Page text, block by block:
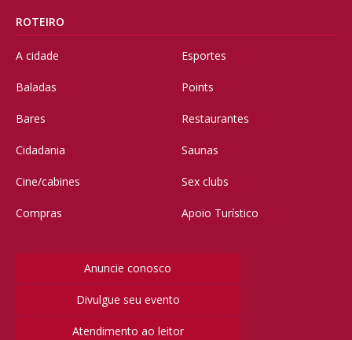
ROTEIRO
A cidade
Baladas
Bares
Cidadania
Cine/cabines
Compras
Esportes
Points
Restaurantes
Saunas
Sex clubs
Apoio Turístico
Anuncie conosco
Divulgue seu evento
Atendimento ao leitor